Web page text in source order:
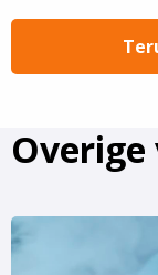
Lees
meer